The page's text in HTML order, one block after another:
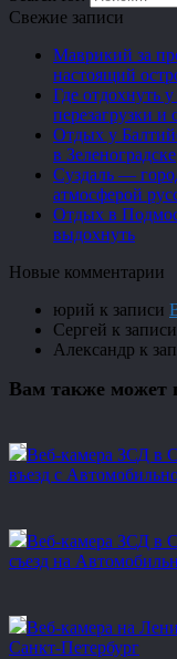
Свежие записи
Маврикий за
настоящий
Где отдохнуть
перезагрузки и
Отдых у
в Зеленоградске
Суздаль —
атмосферой
Отдых в
выдохнуть
Новые комментарии
юрий к записи
Сергей к записи
Александр к
Вам также может
Веб-камера ЗСД в
въезд с
Веб-камера ЗСД в
съезд на
Веб-камера на
Санкт-Петербург